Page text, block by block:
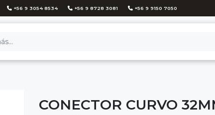
+56 9 3054 8534 +56 9 8728 3081 +56 9 9150 7050
CONECTOR CURVO